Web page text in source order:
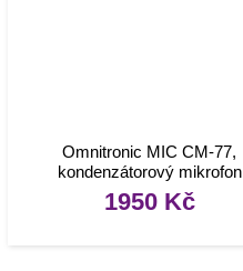
Omnitronic MIC CM-77,
kondenzátorový mikrofon
1950 Kč